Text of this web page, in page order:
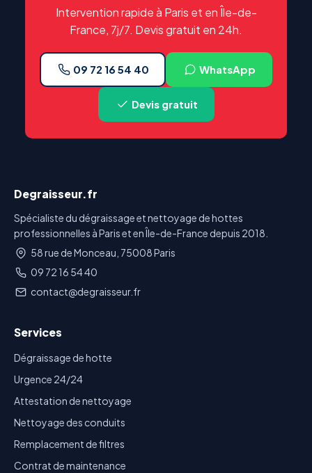
Intervention rapide à Paris et en Île-de-
France, 7j/7. Devis gratuit en 24h.
09 72 16 54 40 WhatsApp
Devis gratuit
Degraisseur.fr
Spécialiste du dégraissage et nettoyage de hottes
professionnelles à Paris et en Île-de-France depuis 2018.
58 rue de Monceau, 75008 Paris
09 72 16 54 40
contact@degraisseur.fr
Services
Dégraissage de hotte
Urgence 24/24
Attestation de nettoyage
Nettoyage des conduits
Remplacement de filtres
Contrat de maintenance